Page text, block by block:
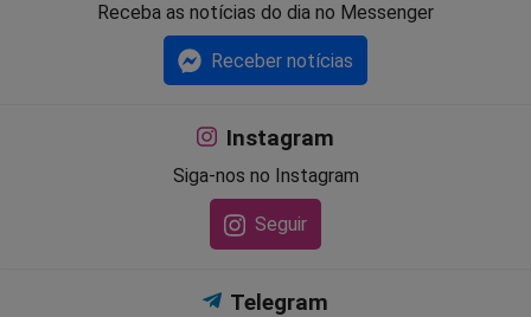
Receba as notícias do dia no Messenger
Receber notícias
Instagram
Siga-nos no Instagram
Seguir
Telegram